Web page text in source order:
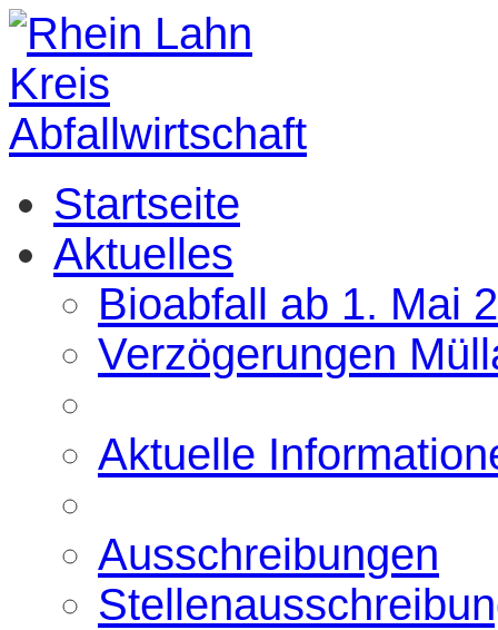
Startseite
Aktuelles
Bioabfall ab 1. Mai
Verzögerungen
Aktuelle
Ausschreibungen